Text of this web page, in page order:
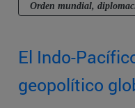
Orden mundial,
El Indo-
geopolítico